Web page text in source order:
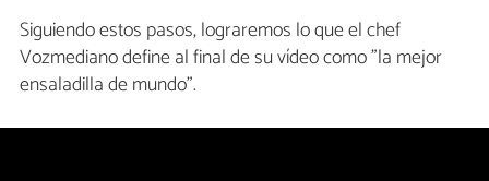
Siguiendo estos pasos, lograremos lo que el chef
Vozmediano define al final de su vídeo como "la mejor
ensaladilla de mundo".